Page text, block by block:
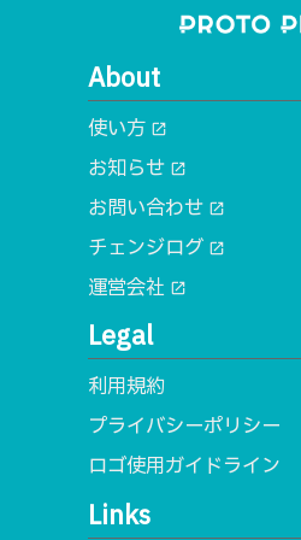
About
使い方 open_in_new
お知らせ open_in_new
お問い合わせ open_in_new
チェンジログ open_in_new
運営会社 open_in_new
Legal
利用規約
プライバシーポリシー
ロゴ使用ガイドライン
Links